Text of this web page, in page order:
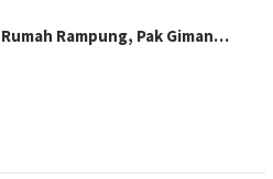
Rampung, Pak Giman…